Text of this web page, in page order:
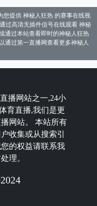
您提供 神秘人狂热 的赛事在线视
过高清无插件信号在线观看 神秘
通过本站查看即时的神秘人狂热
通过第一直播网查看更多神秘人
播网站之一,24小
育直播,我们是更
网站。 本站所有
收集或从搜索引
的权益请联系我
理。